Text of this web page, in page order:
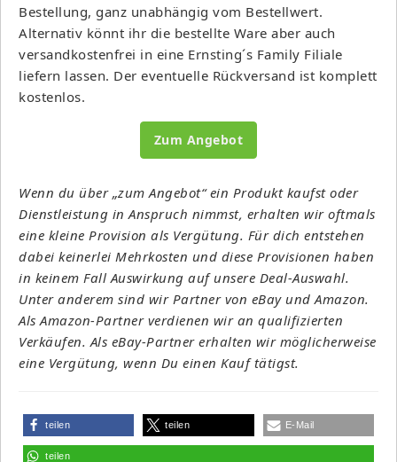
Bestellung, ganz unabhängig vom Bestellwert.
Alternativ könnt ihr die bestellte Ware aber auch
versandkostenfrei in eine Ernsting´s Family Filiale
liefern lassen. Der eventuelle Rückversand ist komplett
kostenlos.
Zum Angebot
Wenn du über „zum Angebot“ ein Produkt kaufst oder
Dienstleistung in Anspruch nimmst, erhalten wir oftmals
eine kleine Provision als Vergütung. Für dich entstehen
dabei keinerlei Mehrkosten und diese Provisionen haben
in keinem Fall Auswirkung auf unsere Deal-Auswahl.
Unter anderem sind wir Partner von eBay und Amazon.
Als Amazon-Partner verdienen wir an qualifizierten
Verkäufen. Als eBay-Partner erhalten wir möglicherweise
eine Vergütung, wenn Du einen Kauf tätigst.
teilen teilen E-Mail
teilen